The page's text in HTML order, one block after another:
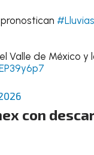
#Lluvias
Valle de México y
con